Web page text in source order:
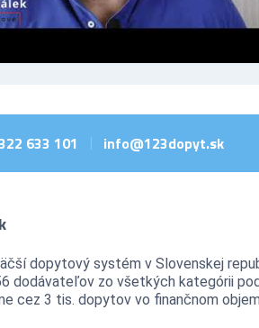
633 101 info@123dopyt.sk
dopytový systém v Slovenskej
dodávateľov zo všetkých kategórii
cez 3 tis. dopytov vo finančnom